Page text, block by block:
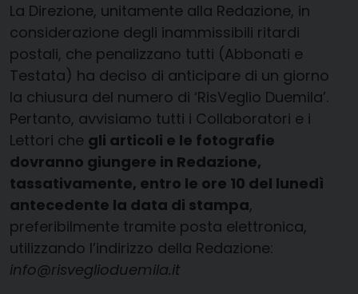
La Direzione, unitamente alla Redazione, in
considerazione degli inammissibili ritardi
postali, che penalizzano tutti (Abbonati e
Testata) ha deciso di anticipare di un giorno
la chiusura del numero di ‘RisVeglio Duemila’.
Pertanto, avvisiamo tutti i Collaboratori e i
Lettori che gli articoli e le fotografie
dovranno giungere in Redazione,
tassativamente, entro le ore 10 del lunedì
antecedente la data di stampa,
preferibilmente tramite posta elettronica,
utilizzando l’indirizzo della Redazione:
info@risveglioduemila.it